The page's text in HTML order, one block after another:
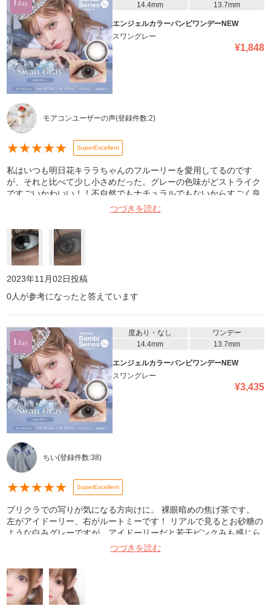
14.4mm
13.7mm
エンジェルカラーバンビワンデーNEW
スワングレー
¥1,848
モアコンユーザーの声(登録件数:2)
★★★★★ SuperExcellent
私はいつも明日花キララちゃんのフルーリーを愛用してるのです
が、それと比べて少し小さめだった。グレーの色味がどストライク
ですごいかわいい！！不自然でもナチュラルでもないからすごく良
い！ 左はiPhoneノーマルカメラフラッシュあり、右はiPhoneノー
つづきを読む
2023年11月02日投稿
0人が参考になったと答えています
度あり・なし
ワンデー
14.4mm
13.7mm
エンジェルカラーバンビワンデーNEW
スワングレー
¥3,435
ちい(登録件数:38)
★★★★★ SuperExcellent
プリクラでの写りが気になる方向けに。 裸眼暗めの焦げ茶です。
左がアイドーリー、右がルートミーです！ リアルで見るとお砂糖の
ような白みグレーですが、アイドーリーだと若干ピンクみも感じら
れるグレー、ルートミーだとハイライトが入ってるかのようなうる
っとしたグレーになります！ メイク濃いめの方におすすめです！
今度ノマカメでの発色レポを投稿します。
つづきを読む